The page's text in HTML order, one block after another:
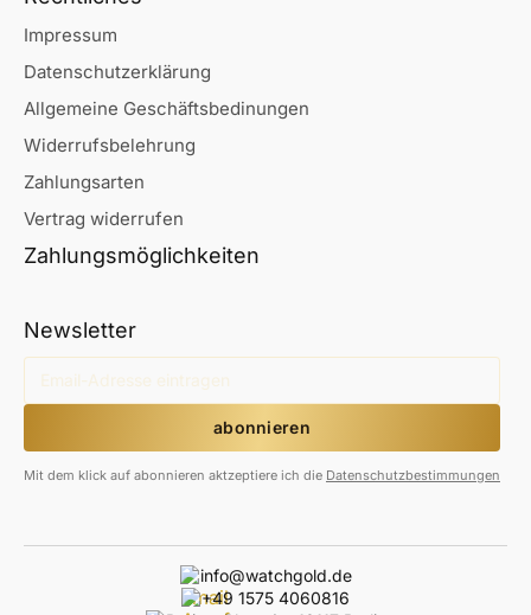
Impressum
Datenschutzerklärung
Allgemeine Geschäftsbedinungen
Widerrufsbelehrung
Zahlungsarten
Vertrag widerrufen
Zahlungsmöglichkeiten
Newsletter
Mit dem klick auf abonnieren aktzeptiere ich die Datenschutzbestimmungen
info@watchgold.de
+49 1575 4060816